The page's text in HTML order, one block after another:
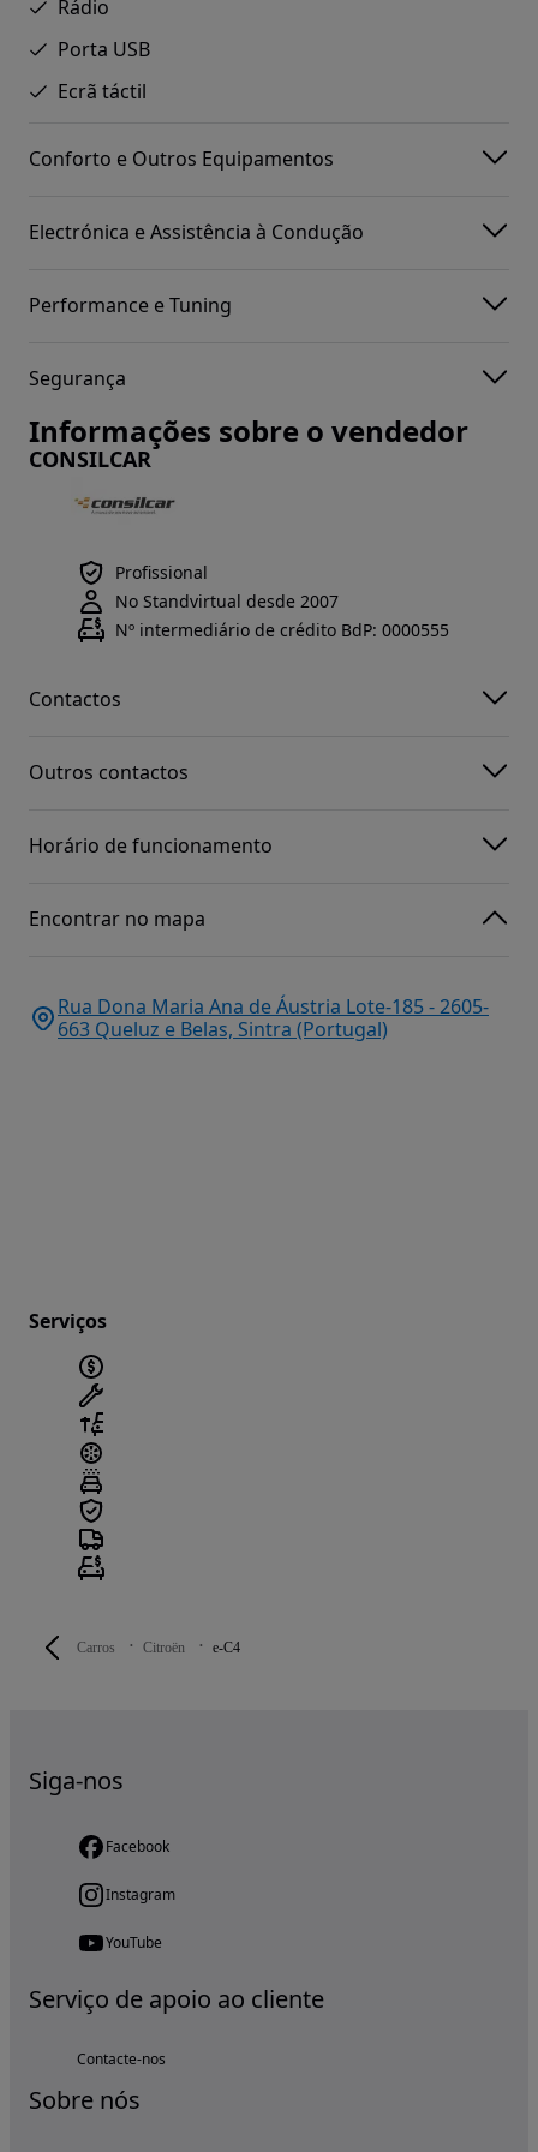
Carros Citroën e-C4
Rádio
Porta USB
Ecrã táctil
Conforto e Outros Equipamentos
Electrónica e Assistência à Condução
Performance e Tuning
Segurança
Informações sobre o vendedor
CONSILCAR
Profissional
No Standvirtual desde 2007
Nº intermediário de crédito BdP: 0000555
Contactos
Outros contactos
Horário de funcionamento
Encontrar no mapa
Rua Dona Maria Ana de Áustria Lote-185 - 2605-
663 Queluz e Belas, Sintra (Portugal)
Serviços
Siga-nos
Facebook
Instagram
YouTube
Serviço de apoio ao cliente
Contacte-nos
Sobre nós